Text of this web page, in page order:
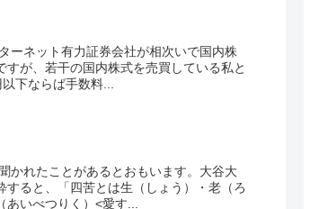
ーネット有力証券会社が相次いで国内株
が、若干の国内株式を売買している私と
下ならば手数料...
かれたことがあるとおもいます。大谷大
ると、「四苦とは生（しょう）・老（ろ
いべつりく）<愛す...